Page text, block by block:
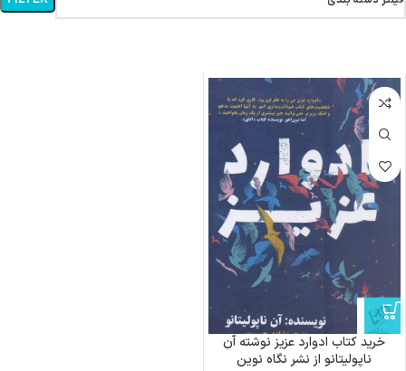
خرید کتاب ادوارد عزیز نوشته آن
ناپولیتانو از نشر نگاه نوین